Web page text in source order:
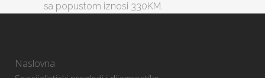
sa popustom iznosi 330KM.
Naslovna